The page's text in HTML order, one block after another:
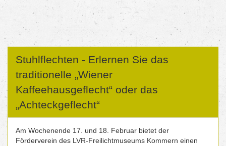
Stuhlflechten - Erlernen Sie das
traditionelle „Wiener
Kaffeehausgeflecht“ oder das
„Achteckgeflecht“
Am Wochenende 17. und 18. Februar bietet der
Förderverein des LVR-Freilichtmuseums Kommern einen